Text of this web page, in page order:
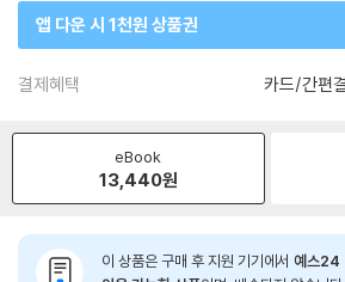
앱 다운 시 1천원 상품권
결제혜택 카드/간편
eBook
13,440원
이 상품은 구매 후 지원 기기에서 예스24